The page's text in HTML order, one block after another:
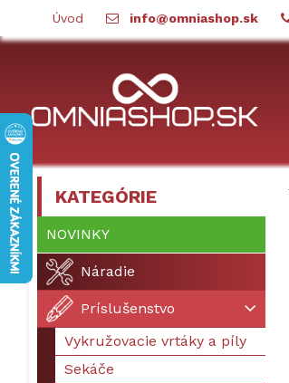
Úvod info@omniashop.sk
KATEGÓRIE
NOVINKY
Náradie
Príslušenstvo
Vykružovacie vrtáky a píly
Sekáče